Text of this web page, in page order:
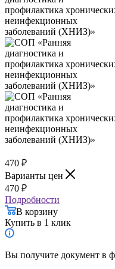
470 ₽
Варианты цен
470 ₽
Подробности
В корзину
Купить в 1 клик
Вы получите документ в